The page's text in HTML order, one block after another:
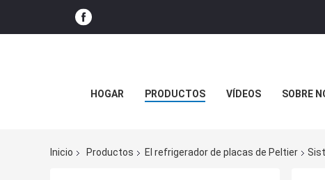
HOGAR PRODUCTOS VÍDEOS SOBRE
Inicio Productos El refrigerador de placas de Peltier